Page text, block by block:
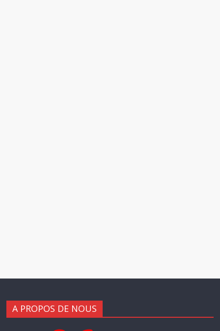
A PROPOS DE NOUS